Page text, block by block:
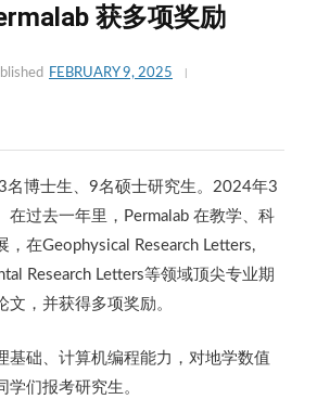
获多项奖励
FEBRUARY 9, 2025
名博士生、9名硕士研究生。2024年3
在过去一年里，Permalab 在教学、科
，在Geophysical Research Letters,
Research Letters等领域顶尖专业期
文，并获得多项奖励。
基础、计算机编程能力，对地学数值
学们报考研究生。